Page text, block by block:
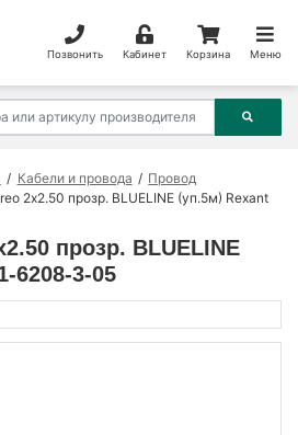
Позвонить Кабинет Корзина Меню
Кабели и провода
Провод
2х2.50 прозр. BLUELINE (уп.5м) Rexant
прозр. BLUELINE
6208-3-05